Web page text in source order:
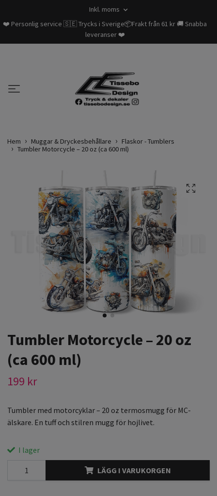
Inkl. moms
❤️ Personlig service 🇸🇪 Trycks i Sverige📦Frakt från 61 kr 🚚 Snabba
leveranser ❤️
Hem Muggar & Dryckesbehållare
Flaskor - Tumblers
Tumbler Motorcycle – 20 oz (ca 600 ml)
Tumbler Motorcycle – 20 oz
(ca 600 ml)
199 kr
Tumbler med motorcyklar – 20 oz termosmugg för MC-
älskare. En tuff och stilren mugg för hojlivet.
I lager
LÄGG I VARUKORGEN